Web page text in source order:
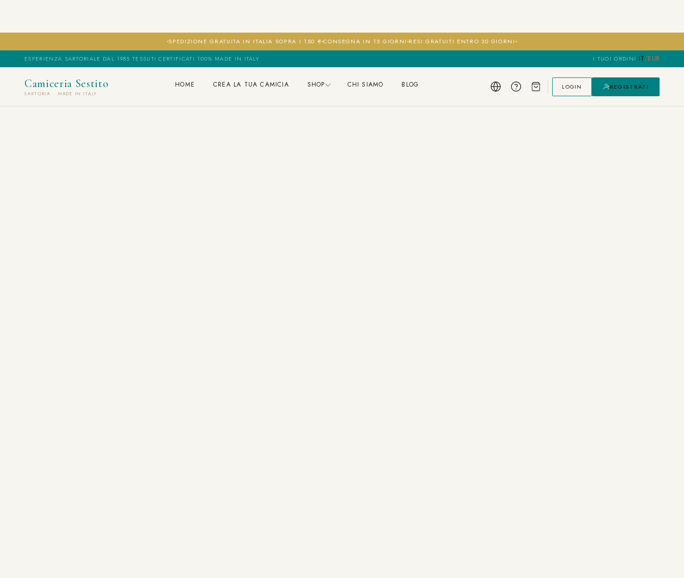
SPEDIZIONE GRATUITA IN ITALIA SOPRA I 150 €CONSEGNA IN 15 GIORNI RESI GRATUITI ENTRO 30 GIORNI
ESPERIENZA SARTORIALE DAL 1985·TESSUTI CERTIFICATI·100% MADE IN ITALY I TUOI ORDINI·IT/EUR
Camiceria Sestito
SARTORIA · MADE IN ITALY
HOME CREA LA TUA CAMICIA SHOP CHI SIAMO BLOG LOGIN REGISTRATI